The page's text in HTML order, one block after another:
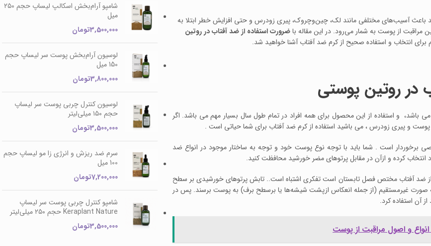
باعث آسیب‌های مختلفی مانند لک، چین‌وچروک، پیری زودرس و حتی افزایش خطر ابتلا به
از پوست به شمار می‌رود. در این مقاله باضرورت استفاده از ضد آفتاب در روتین
برای انتخاب و استفاده صحیح از کرم ضد آفتاب آشنا خواهید شد.
در روتین پوستی
و استفاده از این محصول برای همه افراد در تمام طول سال بسیار مهم می باشد. اگر
و پیری زودرس ، می باشید استفاده از کرم ضد آفتاب برای شما حیاتی است .
است . شما باید با توجه نوع پوست خود و توجه به ساختار موجود در انواع ضد
کرده و ازآن در مقابل پرتوهای مضر خورشید محافظت کنید.
از ضد آفتاب مختص فصل تابستان است تفکری اشتباه است.. تابش پرتوهای خورشیدی بر سطح
غیرمستقیم (از جمله انعکاس ازپشت شیشه‌ها یا برسطح برف) به پوست برسند. پس در
آن استفاده کرد.
و اصول مراقبت از پوست
شامپو آرام‌بخش اسکالپ لیساپ حجم ۲۵۰
میل
3,500,000تومان
لوسیون آرام‌بخش پوست سر لیساپ حجم
150 میل
3,800,000تومان
لوسیون کنترل چربی پوست سر لیساپ
حجم ۱۵۰ میلی‌لیتر
3,500,000تومان
سرم ضد ریزش و انرژی زا مو لیساپ حجم
100 میل
7,200,000تومان
شامپو کنترل چربی پوست سر لیساپ
Keraplant Nature حجم ۲۵۰ میلی‌لیتر
3,500,000تومان